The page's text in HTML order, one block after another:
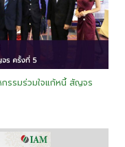
รรมร่วมใจแก้หนี้ สัญจร